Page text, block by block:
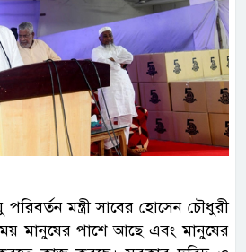
মন্ত্রী সাবের হোসেন চৌধুরী
মানুষের পাশে আছে এবং মানুষের